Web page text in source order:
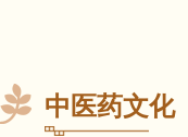
中医药文化